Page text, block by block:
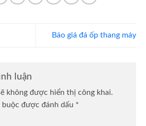
Báo giá đá ốp thang máy
luận
không được hiển thị công khai.
được đánh dấu *